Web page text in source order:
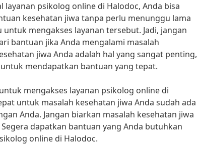
layanan psikolog online di Halodoc, Anda bisa
kesehatan jiwa tanpa perlu menunggu lama
untuk mengakses layanan tersebut. Jadi, jangan
bantuan jika Anda mengalami masalah
jiwa Anda adalah hal yang sangat penting,
mendapatkan bantuan yang tepat.
mengakses layanan psikolog online di
untuk masalah kesehatan jiwa Anda sudah ada
Anda. Jangan biarkan masalah kesehatan jiwa
dapatkan bantuan yang Anda butuhkan
online di Halodoc.